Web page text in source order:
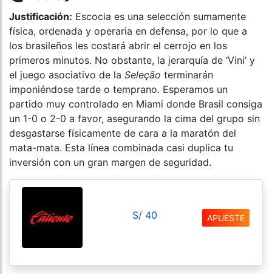
Justificación: Escocia es una selección sumamente
física, ordenada y operaria en defensa, por lo que a
los brasileños les costará abrir el cerrojo en los
primeros minutos. No obstante, la jerarquía de ‘Vini’ y
el juego asociativo de la Seleção terminarán
imponiéndose tarde o temprano. Esperamos un
partido muy controlado en Miami donde Brasil consiga
un 1-0 o 2-0 a favor, asegurando la cima del grupo sin
desgastarse físicamente de cara a la maratón del
mata-mata. Esta línea combinada casi duplica tu
inversión con un gran margen de seguridad.
S/ 40 APUESTE